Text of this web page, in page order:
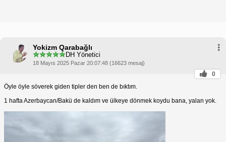
Yokizm Qarabağlı
DH Yönetici
18 Mayıs 2025 Pazar 20:07:48 (16623 mesaj)
0
Öyle öyle söverek giden tipler den ben de bıktım.
1 hafta Azerbaycan/Bakü de kaldım ve ülkeye dönmek koydu bana, yalan yok.